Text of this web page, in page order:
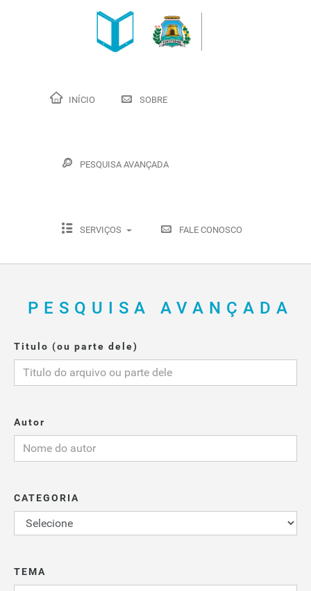
INÍCIO SOBRE
PESQUISA AVANÇADA
SERVIÇOS FALE CONOSCO
PESQUISA AVANÇADA
Titulo (ou parte dele)
Autor
CATEGORIA
TEMA